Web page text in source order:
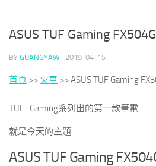
ASUS TUF Gaming
BY GUANGYAW · 2019-04-15
首頁 >> 火車 >>ASUS TUF Gaming
TUF Gaming系列出的第一款筆電,
就是今天的主題:
ASUS TUF Gaming